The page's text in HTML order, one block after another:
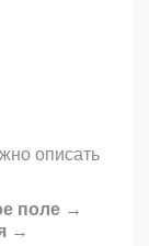
описать
поле →
→